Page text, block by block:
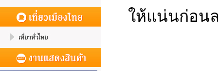
ให้แน่นก่อน